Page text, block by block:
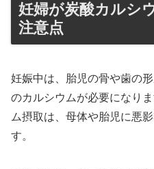
妊婦が炭酸カルシ
注意点
妊娠中は、胎児の骨や歯の
のカルシウムが必要になり
ム摂取は、母体や胎児に悪
す。